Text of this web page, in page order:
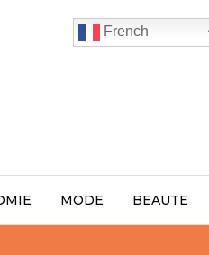
French
MODE BEAUTE